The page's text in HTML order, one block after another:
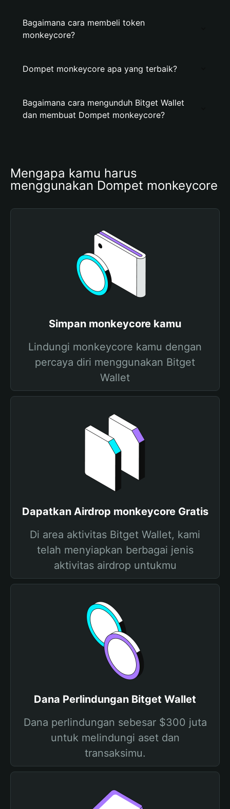
Bagaimana cara membeli token
monkeycore?
Dompet monkeycore apa yang terbaik?
Bagaimana cara mengunduh Bitget Wallet
dan membuat Dompet monkeycore?
Mengapa kamu harus
menggunakan Dompet monkeycore
Simpan monkeycore kamu
Lindungi monkeycore kamu dengan
percaya diri menggunakan Bitget
Wallet
Dapatkan Airdrop monkeycore Gratis
Di area aktivitas Bitget Wallet, kami
telah menyiapkan berbagai jenis
aktivitas airdrop untukmu
Dana Perlindungan Bitget Wallet
Dana perlindungan sebesar $300 juta
untuk melindungi aset dan
transaksimu.